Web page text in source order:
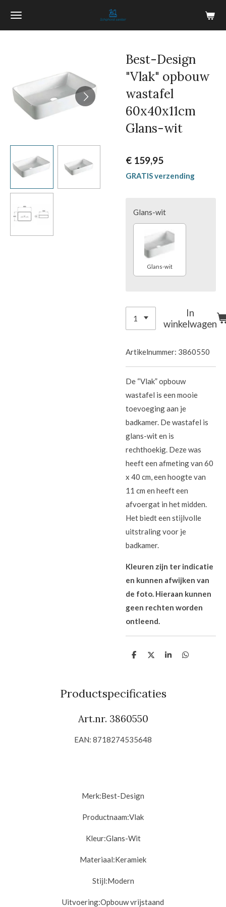
Ga
Best-Design
"Vlak" opbouw
wastafel
60x40x11cm
Glans-wit
€ 159,95
GRATIS verzending
Glans-wit
Glans-wit
In
winkelwagen
Artikelnummer: 3860550
De “Vlak” opbouw
wastafel is een mooie
toevoeging aan je
badkamer. De wastafel is
glans-wit en is
rechthoekig. Deze was
heeft een afmeting van 60
x 40 cm, een hoogte van
11 cm en heeft een
afvoergat in het midden.
Het biedt een stijlvolle
uitstraling voor je
badkamer.
Kleuren zijn ter indicatie
en kunnen afwijken van
de foto. Hieraan kunnen
geen rechten worden
ontleend.
D
n
D
S
D
Productspecificaties
Art.nr. 3860550
EAN: 8718274535648
Merk:Best-Design
Productnaam:Vlak
Kleur:Glans-Wit
Materiaal:Keramiek
Stijl:Modern
Uitvoering:Opbouw vrijstaand